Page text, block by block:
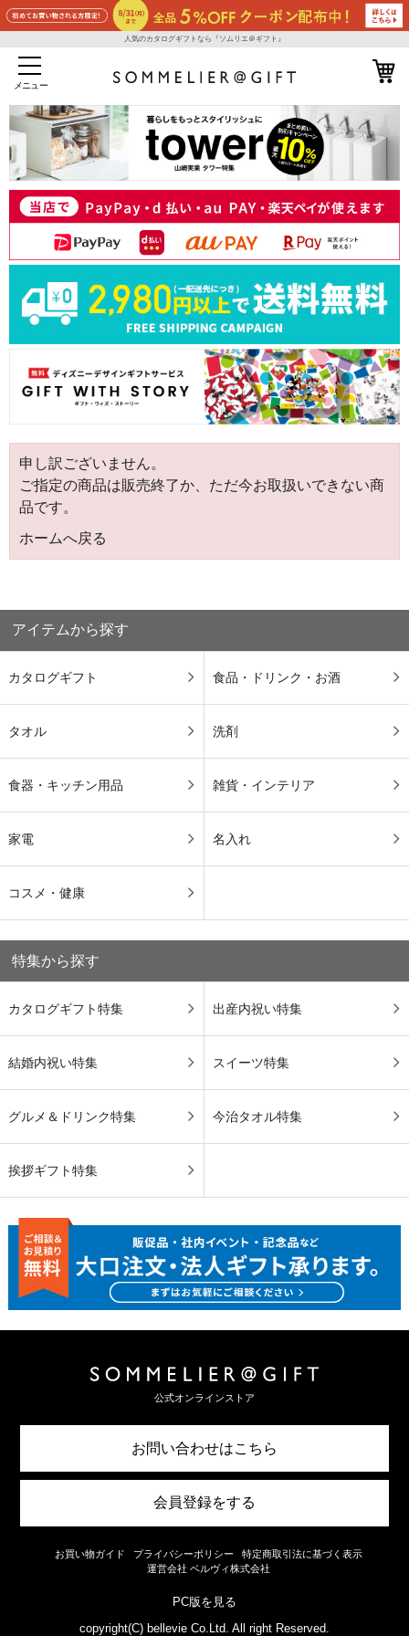
人気のカタログギフトなら『ソムリエ＠ギフト』
メニュー
申し訳ございません。
ご指定の商品は販売終了か、ただ今お取扱いできない商
品です。
ホームへ戻る
アイテムから探す
カタログギフト 食品・ドリンク・お酒
タオル 洗剤
食器・キッチン用品 雑貨・インテリア
家電 名入れ
コスメ・健康
特集から探す
カタログギフト特集 出産内祝い特集
結婚内祝い特集 スイーツ特集
グルメ＆ドリンク特集 今治タオル特集
挨拶ギフト特集
公式オンラインストア
お問い合わせはこちら
会員登録をする
お買い物ガイド プライバシーポリシー
特定商取引法に基づく表示
運営会社 ベルヴィ株式会社
PC版を見る
copyright(C) bellevie Co.Ltd. All right Reserved.